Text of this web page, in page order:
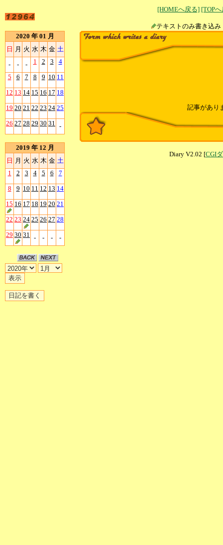
[HOMEへ戻る] [TOP
テキストのみ書
2020 年 01 月
日 月 火 水 木 金 土
- - - 1 2 3 4
5 6 7 8 9 10 11
12 13 14 15 16 17 18
19 20 21 22 23 24 25
26 27 28 29 30 31 -
2019 年 12 月
日 月 火 水 木 金 土
1
2 3 4 5 6 7
8 9 10 11 12 13 14
15 16 17 18 19 20 21
22 23 24 25 26 27 28
29 30 31 - - - -
記事があり
Diary V2.02 [CGI